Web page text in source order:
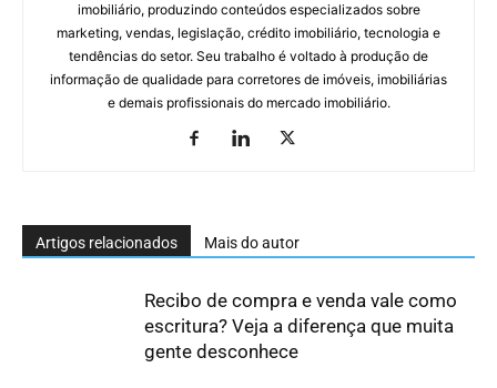
imobiliário, produzindo conteúdos especializados sobre
marketing, vendas, legislação, crédito imobiliário, tecnologia e
tendências do setor. Seu trabalho é voltado à produção de
informação de qualidade para corretores de imóveis, imobiliárias
e demais profissionais do mercado imobiliário.
Artigos relacionados Mais do autor
Recibo de compra e venda vale como
escritura? Veja a diferença que muita
gente desconhece